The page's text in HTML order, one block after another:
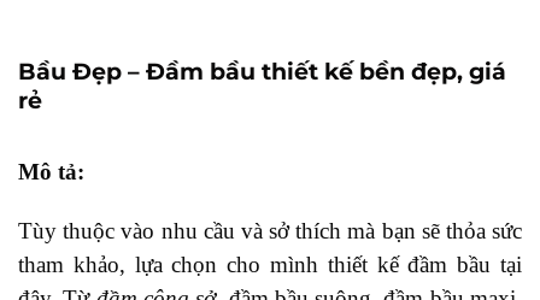
Bầu Đẹp – Đầm bầu thiết kế bền đẹp, giá
rẻ
Mô tả:
Tùy thuộc vào nhu cầu và sở thích mà bạn sẽ thỏa sức
tham khảo, lựa chọn cho mình thiết kế đầm bầu tại